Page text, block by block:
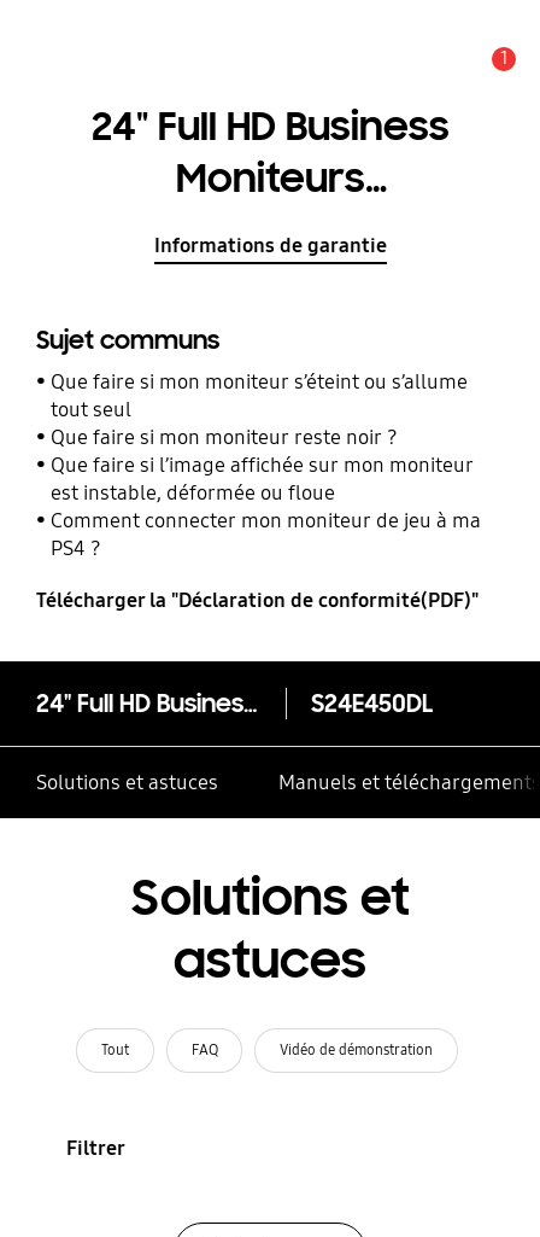
1
24" Full HD Business
Moniteurs
LS24E45UDLC/EN
Informations de garantie
Sujet communs
Que faire si mon moniteur s’éteint ou s’allume
tout seul
Que faire si mon moniteur reste noir ?
Que faire si l’image affichée sur mon moniteur
est instable, déformée ou floue
Comment connecter mon moniteur de jeu à ma
PS4 ?
Télécharger la "Déclaration de conformité(PDF)"
24" Full HD Business Moniteurs LS24E45UDLC/EN S24E450DL
Solutions et astuces Manuels et téléchargements
Solutions et
astuces
Tout FAQ Vidéo de démonstration
Filtrer